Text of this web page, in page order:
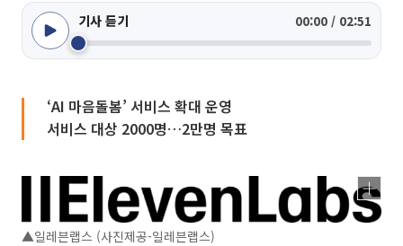
기사 듣기 00:00 / 02:51
‘AI 마음돌봄’ 서비스 확대 운영
서비스 대상 2000명…2만명 목표
▲일레븐랩스 (사진제공-일레븐랩스)